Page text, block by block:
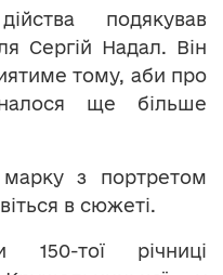
подякував
Сергій Надал. Він
тому, аби про
ще більше
з портретом
в сюжеті.
тої річниці